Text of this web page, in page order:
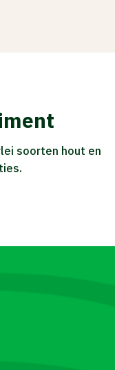
soorten hout en